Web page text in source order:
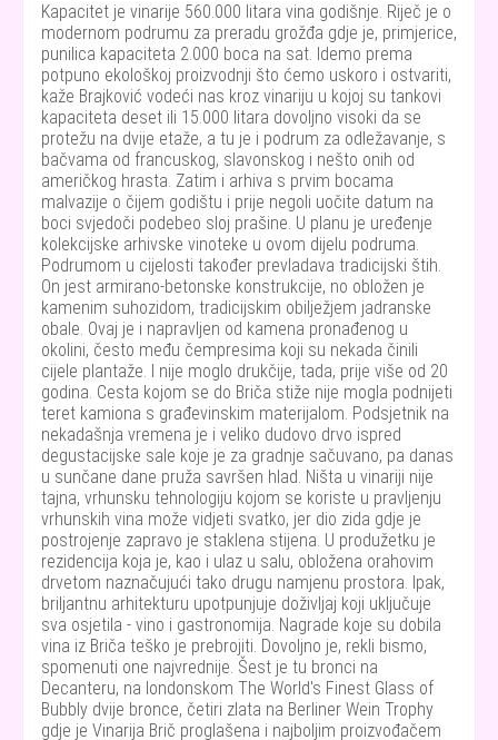
Kapacitet je vinarije 560.000 litara vina godišnje. Riječ je o
modernom podrumu za preradu grožđa gdje je, primjerice,
punilica kapaciteta 2.000 boca na sat. Idemo prema
potpuno ekološkoj proizvodnji što ćemo uskoro i ostvariti,
kaže Brajković vodeći nas kroz vinariju u kojoj su tankovi
kapaciteta deset ili 15.000 litara dovoljno visoki da se
protežu na dvije etaže, a tu je i podrum za odležavanje, s
bačvama od francuskog, slavonskog i nešto onih od
američkog hrasta. Zatim i arhiva s prvim bocama
malvazije o čijem godištu i prije negoli uočite datum na
boci svjedoči podebeo sloj prašine. U planu je uređenje
kolekcijske arhivske vinoteke u ovom dijelu podruma.
Podrumom u cijelosti također prevladava tradicijski štih.
On jest armirano-betonske konstrukcije, no obložen je
kamenim suhozidom, tradicijskim obilježjem jadranske
obale. Ovaj je i napravljen od kamena pronađenog u
okolini, često među čempresima koji su nekada činili
cijele plantaže. I nije moglo drukčije, tada, prije više od 20
godina. Cesta kojom se do Briča stiže nije mogla podnijeti
teret kamiona s građevinskim materijalom. Podsjetnik na
nekadašnja vremena je i veliko dudovo drvo ispred
degustacijske sale koje je za gradnje sačuvano, pa danas
u sunčane dane pruža savršen hlad. Ništa u vinariji nije
tajna, vrhunsku tehnologiju kojom se koriste u pravljenju
vrhunskih vina može vidjeti svatko, jer dio zida gdje je
postrojenje zapravo je staklena stijena. U produžetku je
rezidencija koja je, kao i ulaz u salu, obložena orahovim
drvetom naznačujući tako drugu namjenu prostora. Ipak,
briljantnu arhitekturu upotpunjuje doživljaj koji uključuje
sva osjetila - vino i gastronomija. Nagrade koje su dobila
vina iz Briča teško je prebrojiti. Dovoljno je, rekli bismo,
spomenuti one najvrednije. Šest je tu bronci na
Decanteru, na londonskom The World's Finest Glass of
Bubbly dvije bronce, četiri zlata na Berliner Wein Trophy
gdje je Vinarija Brič proglašena i najboljim proizvođačem